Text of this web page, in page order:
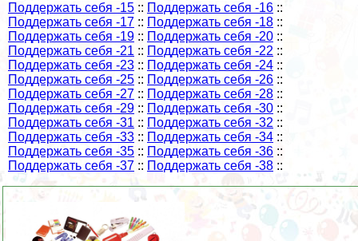
Поддержать себя -15 :: Поддержать себя -16 ::
Поддержать себя -17 :: Поддержать себя -18 ::
Поддержать себя -19 :: Поддержать себя -20 ::
Поддержать себя -21 :: Поддержать себя -22 ::
Поддержать себя -23 :: Поддержать себя -24 ::
Поддержать себя -25 :: Поддержать себя -26 ::
Поддержать себя -27 :: Поддержать себя -28 ::
Поддержать себя -29 :: Поддержать себя -30 ::
Поддержать себя -31 :: Поддержать себя -32 ::
Поддержать себя -33 :: Поддержать себя -34 ::
Поддержать себя -35 :: Поддержать себя -36 ::
Поддержать себя -37 :: Поддержать себя -38 ::